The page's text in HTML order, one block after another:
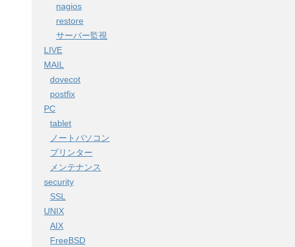
nagios
restore
サーバー監視
LIVE
MAIL
dovecot
postfix
PC
tablet
ノートパソコン
プリンター
メンテナンス
security
SSL
UNIX
AIX
FreeBSD